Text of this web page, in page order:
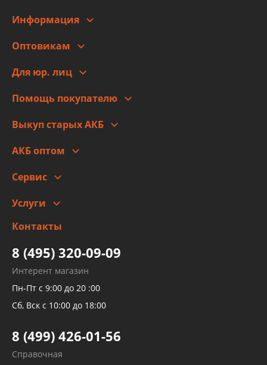
Информация
Адреса
Новости
Оптовикам
Для юр. лиц
Помощь покупателю
Оплата
Гарантии и возврат
Выкуп старых АКБ
АКБ оптом
Сервис
Заправка кондиционера авто
Детейлинг
Услуги
высокого давления
Тормозных трубок
Рукавов гидроусилителей
Рукавов компрессоров и турбин
Трубок кондиционеров
Развертка пайка медных стальных
алюминиевых трубок и штуцеров
Контакты
8 (495) 320-09-09
Интерент магазин
Пн-Пт с 9:00 до 20 :00
Сб, Вск с 10:00 до 18:00
8 (499) 426-01-56
Справочная